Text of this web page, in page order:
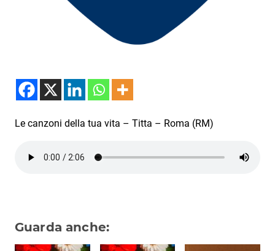
Radio Subasio
Radio Subasio +
Radio Suby
Subasio Per Un’Ora D’Amore
Video
Oroscopo
Le canzoni della tua vita – Titta – Roma (RM)
Guarda anche: